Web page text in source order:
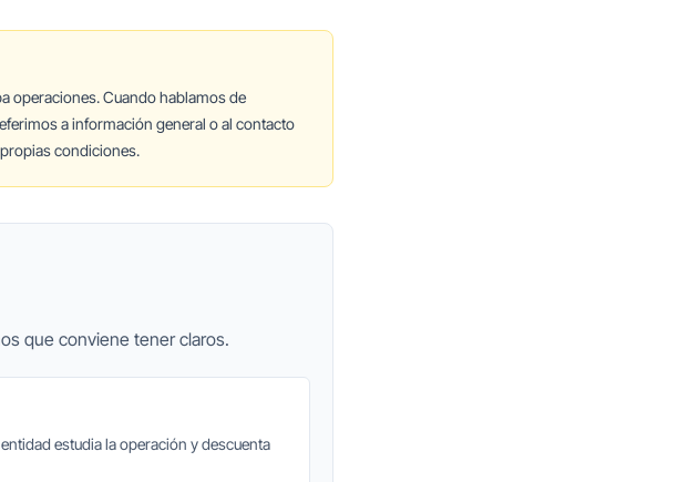
operaciones. Cuando hablamos de
a información general o al contacto
condiciones.
que conviene tener claros.
estudia la operación y descuenta